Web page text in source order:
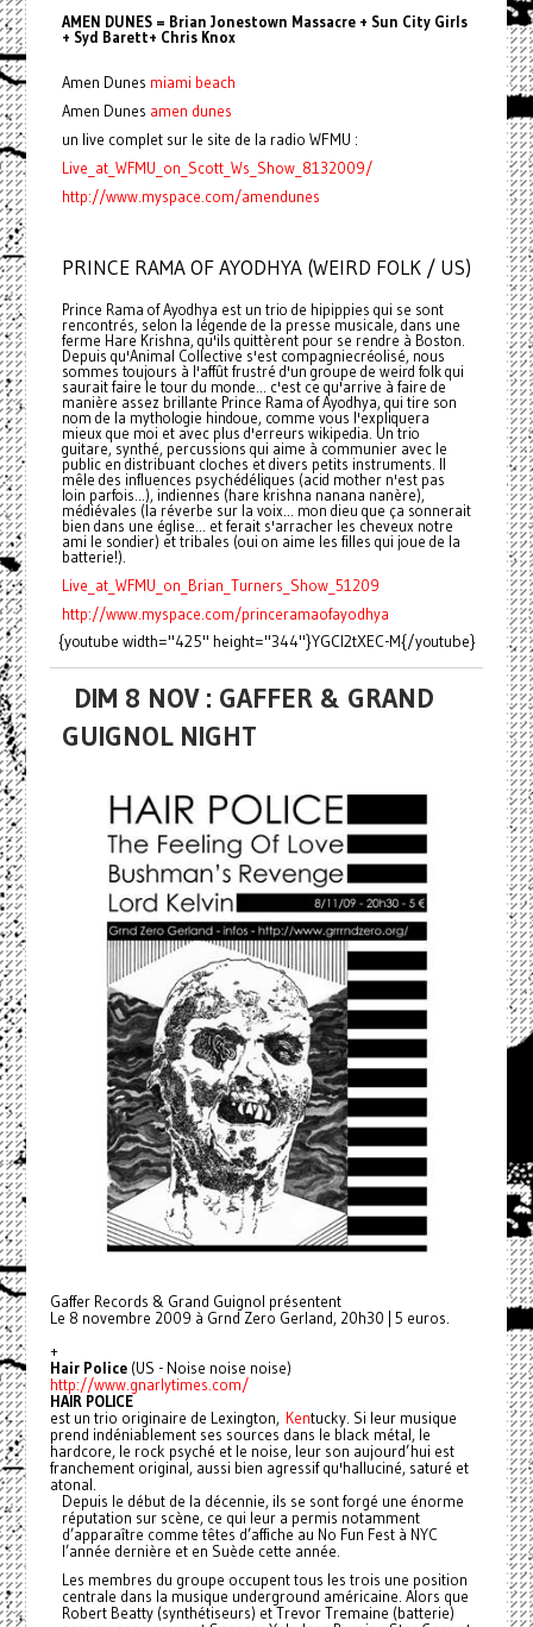
AMEN DUNES = Brian Jonestown Massacre + Sun City Girls
+ Syd Barett+ Chris Knox
Amen Dunes miami beach
Amen Dunes amen dunes
un live complet sur le site de la radio WFMU :
Live_at_WFMU_on_Scott_Ws_Show_8132009/
http://www.myspace.com/amendunes
PRINCE RAMA OF AYODHYA (WEIRD FOLK / US)
Prince Rama of Ayodhya est un trio de hipippies qui se sont
rencontrés, selon la légende de la presse musicale, dans une
ferme Hare Krishna, qu'ils quittèrent pour se rendre à Boston.
Depuis qu'Animal Collective s'est compagniecréolisé, nous
sommes toujours à l'affût frustré d'un groupe de weird folk qui
saurait faire le tour du monde... c'est ce qu'arrive à faire de
manière assez brillante Prince Rama of Ayodhya, qui tire son
nom de la mythologie hindoue, comme vous l'expliquera
mieux que moi et avec plus d'erreurs wikipedia. Un trio
guitare, synthé, percussions qui aime à communier avec le
public en distribuant cloches et divers petits instruments. Il
mêle des influences psychédéliques (acid mother n'est pas
loin parfois...), indiennes (hare krishna nanana nanère),
médiévales (la réverbe sur la voix... mon dieu que ça sonnerait
bien dans une église... et ferait s'arracher les cheveux notre
ami le sondier) et tribales (oui on aime les filles qui joue de la
batterie!).
Live_at_WFMU_on_Brian_Turners_Show_51209
http://www.myspace.com/princeramaofayodhya
{youtube width="425" height="344"}YGCl2tXEC-M{/youtube}
DIM 8 NOV : GAFFER & GRAND
GUIGNOL NIGHT
Gaffer Records & Grand Guignol présentent
Le 8 novembre 2009 à Grnd Zero Gerland, 20h30 | 5 euros.
+
Hair Police(US - Noise noise noise)
http://www.gnarlytimes.com/
HAIR POLICE
est un trio originaire de Lexington, Kentucky. Si leur musique
prend indéniablement ses sources dans le black métal, le
hardcore, le rock psyché et le noise, leur son aujourd’hui est
franchement original, aussi bien agressif qu'halluciné, saturé et
atonal.
Depuis le début de la décennie, ils se sont forgé une énorme
réputation sur scène, ce qui leur a permis notamment
d’apparaître comme têtes d’affiche au No Fun Fest à NYC
l’année dernière et en Suède cette année.
Les membres du groupe occupent tous les trois une position
centrale dans la musique underground américaine. Alors que
Robert Beatty (synthétiseurs) et Trevor Tremaine (batterie)